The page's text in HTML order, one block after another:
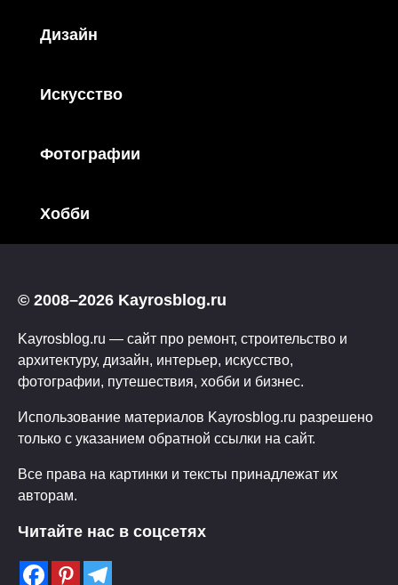
Дизайн
Искусство
Фотографии
Хобби
© 2008–2026 Kayrosblog.ru
Kayrosblog.ru — сайт про ремонт, строительство и
архитектуру, дизайн, интерьер, искусство,
фотографии, путешествия, хобби и бизнес.
Использование материалов Kayrosblog.ru разрешено
только с указанием обратной ссылки на сайт.
Все права на картинки и тексты принадлежат их
авторам.
Читайте нас в соцсетях